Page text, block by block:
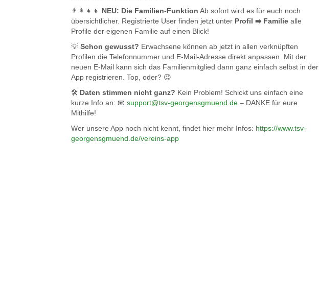
👨‍👩‍👧‍👦
NEU: Die Familien-Funktion Ab sofort wird es für euch noch
übersichtlicher. Registrierte User finden jetzt unter Profil ➡️ Familie alle
Profile der eigenen Familie auf einen Blick!
💡Schon gewusst? Erwachsene können ab jetzt in allen verknüpften
Profilen die Telefonnummer und E-Mail-Adresse direkt anpassen. Mit der
neuen E-Mail kann sich das Familienmitglied dann ganz einfach selbst in der
App registrieren. Top, oder? 😉
🛠️ Daten stimmen nicht ganz? Kein Problem! Schickt uns einfach eine
kurze Info an: 📧support@tsv-georgensgmuend.de – DANKE für eure
Mithilfe!
Wer unsere App noch nicht kennt, findet hier mehr Infos: https://www.tsv-
georgensgmuend.de/vereins-app